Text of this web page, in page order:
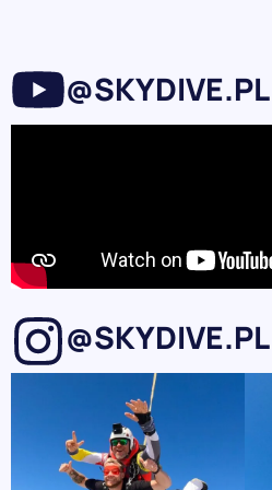
@SKYDIVE.PL
@SKYDIVE.PL